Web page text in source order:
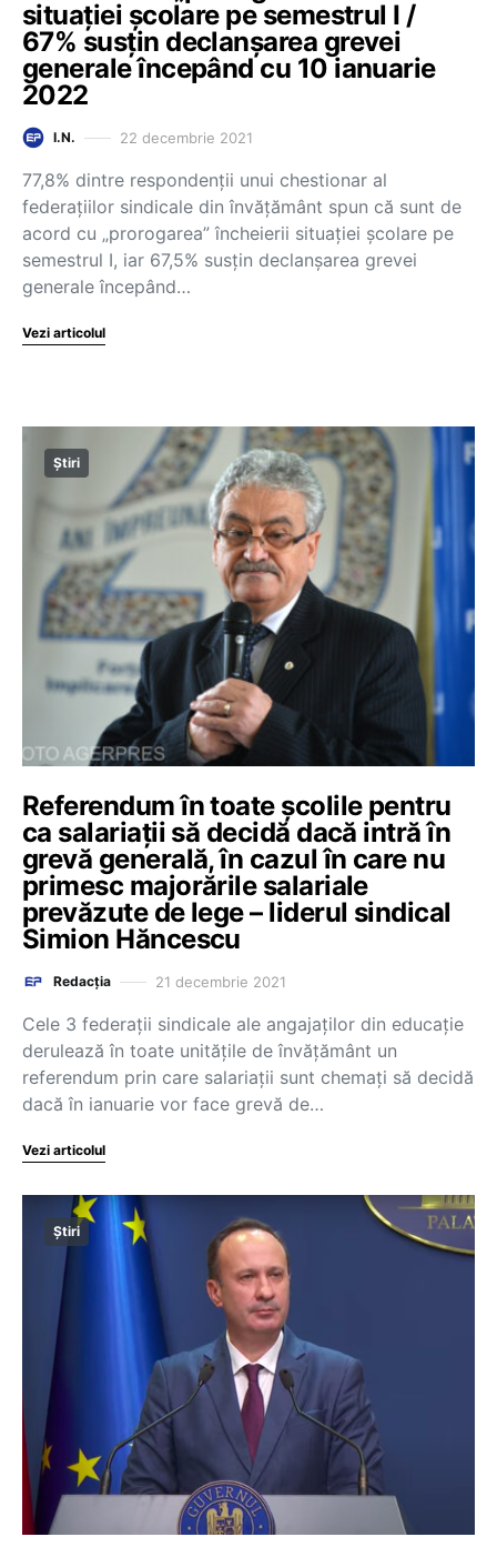
situației școlare pe semestrul I /
67% susțin declanșarea grevei
generale începând cu 10 ianuarie
2022
I.N. 22 decembrie 2021
77,8% dintre respondenții unui chestionar al
federațiilor sindicale din învățământ spun că sunt de
acord cu „prorogarea” încheierii situației școlare pe
semestrul I, iar 67,5% susțin declanșarea grevei
generale începând…
Vezi articolul
Știri
Referendum în toate școlile pentru
ca salariații să decidă dacă intră în
grevă generală, în cazul în care nu
primesc majorările salariale
prevăzute de lege – liderul sindical
Simion Hăncescu
Redacția 21 decembrie 2021
Cele 3 federaţii sindicale ale angajaţilor din educaţie
derulează în toate unităţile de învăţământ un
referendum prin care salariaţii sunt chemaţi să decidă
dacă în ianuarie vor face grevă de…
Vezi articolul
Știri